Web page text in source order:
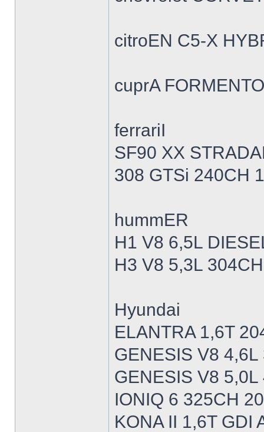
citroEN C5-X
cuprA
ferrariI
SF90 XX
308 GTSi 240CH
hummER
H1 V8 6,5L
H3 V8 5,3L
Hyundai
ELANTRA 1,6T
GENESIS V8
GENESIS V8
IONIQ 6 325CH
KONA II 1,6T GDI